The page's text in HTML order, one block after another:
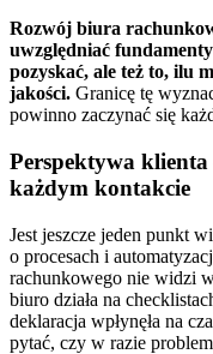
Rozwój biura
uwzględniać
pozyskać, ale też to, ilu
jakości. Granicę tę
powinno zaczynać się
Perspektywa
każdym kontakcie
Jest jeszcze jeden punkt
o procesach i
rachunkowego nie widzi
biuro działa na
deklaracja wpłynęła na
pytać, czy w razie